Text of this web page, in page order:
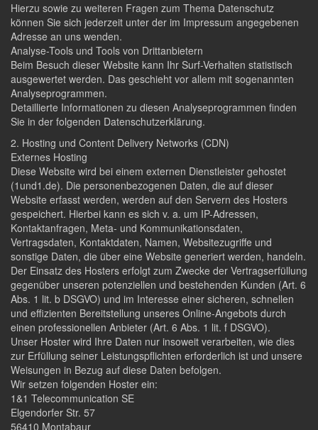
Hierzu sowie zu weiteren Fragen zum Thema Datenschutz
können Sie sich jederzeit unter der im Impressum angegebenen
Adresse an uns wenden.
Analyse-Tools und Tools von Drittanbietern
Beim Besuch dieser Website kann Ihr Surf-Verhalten statistisch
ausgewertet werden. Das geschieht vor allem mit sogenannten
Analyseprogrammen.
Detaillierte Informationen zu diesen Analyseprogrammen finden
Sie in der folgenden Datenschutzerklärung.
2. Hosting und Content Delivery Networks (CDN)
Externes Hosting
Diese Website wird bei einem externen Dienstleister gehostet
(1und1.de). Die personenbezogenen Daten, die auf dieser
Website erfasst werden, werden auf den Servern des Hosters
gespeichert. Hierbei kann es sich v. a. um IP-Adressen,
Kontaktanfragen, Meta- und Kommunikationsdaten,
Vertragsdaten, Kontaktdaten, Namen, Websitezugriffe und
sonstige Daten, die über eine Website generiert werden, handeln.
Der Einsatz des Hosters erfolgt zum Zwecke der Vertragserfüllung
gegenüber unseren potenziellen und bestehenden Kunden (Art. 6
Abs. 1 lit. b DSGVO) und im Interesse einer sicheren, schnellen
und effizienten Bereitstellung unseres Online-Angebots durch
einen professionellen Anbieter (Art. 6 Abs. 1 lit. f DSGVO).
Unser Hoster wird Ihre Daten nur insoweit verarbeiten, wie dies
zur Erfüllung seiner Leistungspflichten erforderlich ist und unsere
Weisungen in Bezug auf diese Daten befolgen.
Wir setzen folgenden Hoster ein:
1&1 Telecommunication SE
Elgendorfer Str. 57
56410 Montabaur